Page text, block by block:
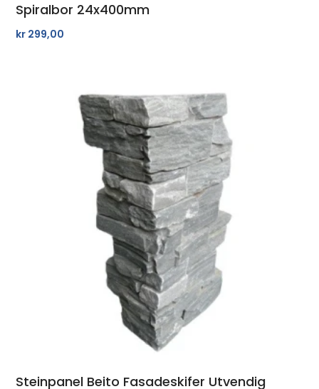
Spiralbor 24x400mm
kr 299,00
Steinpanel Beito Fasadeskifer Utvendig